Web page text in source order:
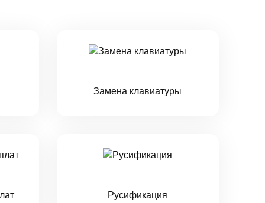
Замена клавиатуры
Русификация